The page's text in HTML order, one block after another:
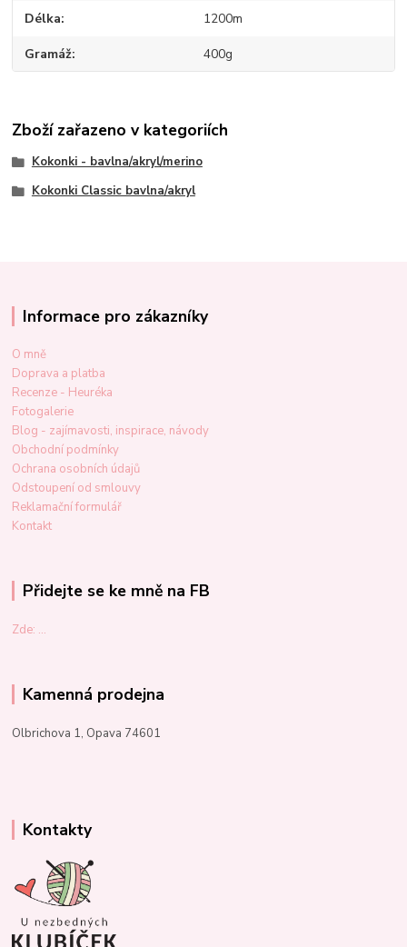
Délka 1200m
Gramáž 400g
Zboží zařazeno v kategoriích
Kokonki - bavlna/akryl/merino
Kokonki Classic bavlna/akryl
Informace pro zákazníky
O mně
Doprava a platba
Recenze - Heuréka
Fotogalerie
Blog - zajímavosti, inspirace, návody
Obchodní podmínky
Ochrana osobních údajů
Odstoupení od smlouvy
Reklamační formulář
Kontakt
Přidejte se ke mně na FB
Zde: ...
Kamenná prodejna
Olbrichova 1, Opava 74601
Kontakty